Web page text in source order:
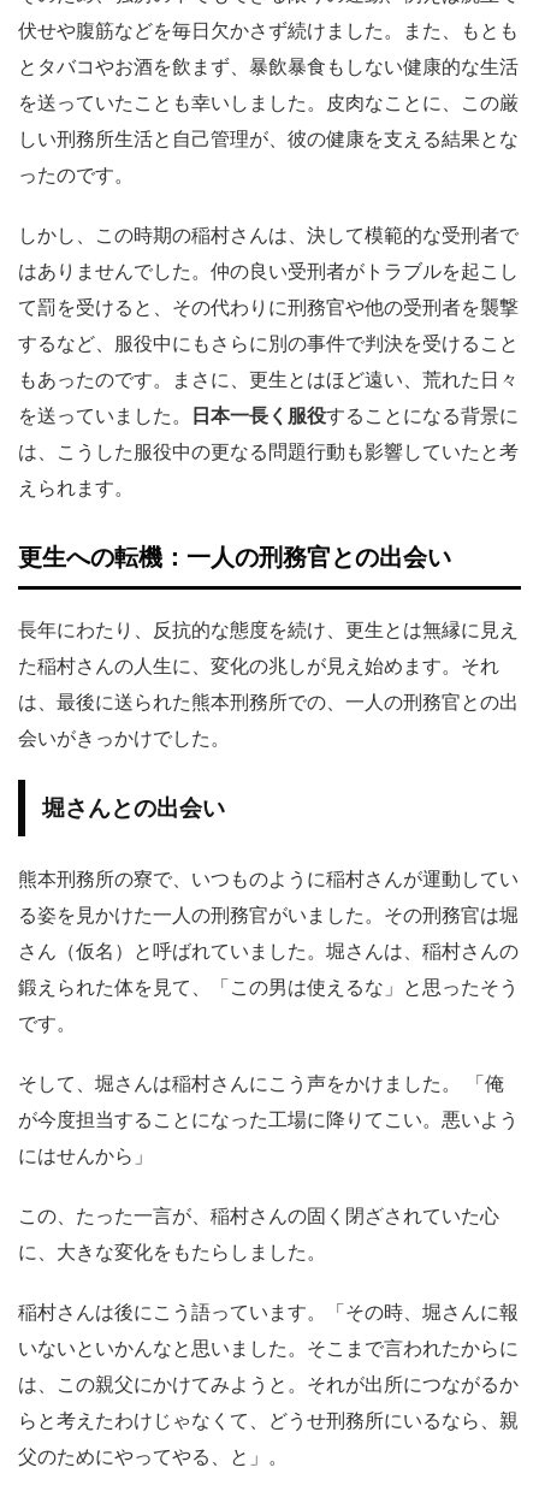
伏せや腹筋などを毎日欠かさず続けました。また、もとも
とタバコやお酒を飲まず、暴飲暴食もしない健康的な生活
を送っていたことも幸いしました。皮肉なことに、この厳
しい刑務所生活と自己管理が、彼の健康を支える結果とな
ったのです。
しかし、この時期の稲村さんは、決して模範的な受刑者で
はありませんでした。仲の良い受刑者がトラブルを起こし
て罰を受けると、その代わりに刑務官や他の受刑者を襲撃
するなど、服役中にもさらに別の事件で判決を受けること
もあったのです。まさに、更生とはほど遠い、荒れた日々
を送っていました。 日本一長く服役することになる背景に
は、こうした服役中の更なる問題行動も影響していたと考
えられます。
更生への転機：一人の刑務官との出会い
長年にわたり、反抗的な態度を続け、更生とは無縁に見え
た稲村さんの人生に、変化の兆しが見え始めます。それ
は、最後に送られた熊本刑務所での、一人の刑務官との出
会いがきっかけでした。
堀さんとの出会い
熊本刑務所の寮で、いつものように稲村さんが運動してい
る姿を見かけた一人の刑務官がいました。その刑務官は堀
さん（仮名）と呼ばれていました。堀さんは、稲村さんの
鍛えられた体を見て、「この男は使えるな」と思ったそう
です。
そして、堀さんは稲村さんにこう声をかけました。 「俺
が今度担当することになった工場に降りてこい。悪いよう
にはせんから」
この、たった一言が、稲村さんの固く閉ざされていた心
に、大きな変化をもたらしました。
稲村さんは後にこう語っています。「その時、堀さんに報
いないといかんなと思いました。そこまで言われたからに
は、この親父にかけてみようと。それが出所につながるか
らと考えたわけじゃなくて、どうせ刑務所にいるなら、親
父のためにやってやる、と」。